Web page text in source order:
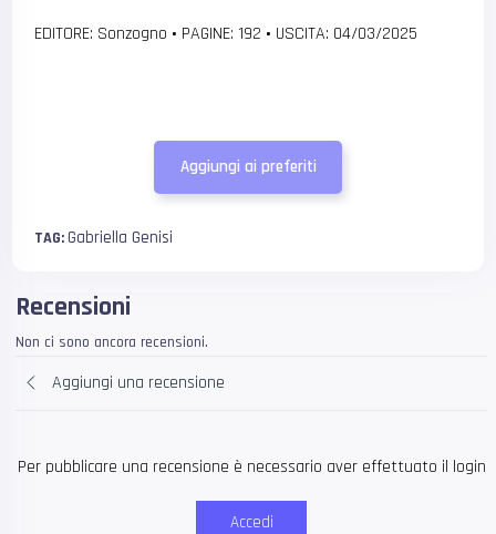
EDITORE: Sonzogno • PAGINE: 192 • USCITA: 04/03/2025
Aggiungi ai preferiti
TAG:Gabriella Genisi
Recensioni
Non ci sono ancora recensioni.
Aggiungi una recensione
Per pubblicare una recensione è necessario aver effettuato il login
Accedi